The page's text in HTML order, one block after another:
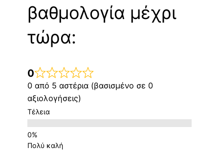
βαθμολογία μέχρι
τώρα:
0
0 από 5 αστέρια (βασισμένο σε 0
αξιολογήσεις)
Τέλεια
Πολύ καλή